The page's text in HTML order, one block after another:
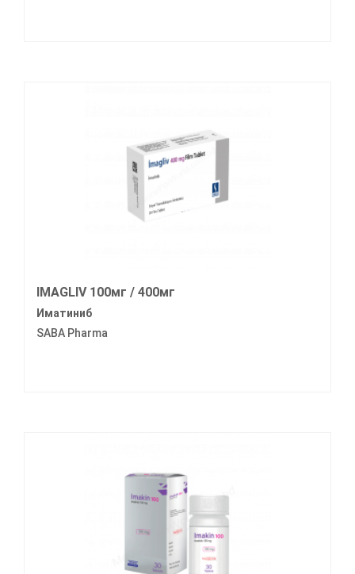
IMAGLIV 100мг / 400мг
Иматиниб
SABA Pharma